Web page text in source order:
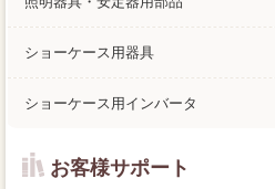
ショーケース用器具
ショーケース用インバータ
お客様サポート